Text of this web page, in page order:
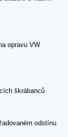
škrábanců
odstínu